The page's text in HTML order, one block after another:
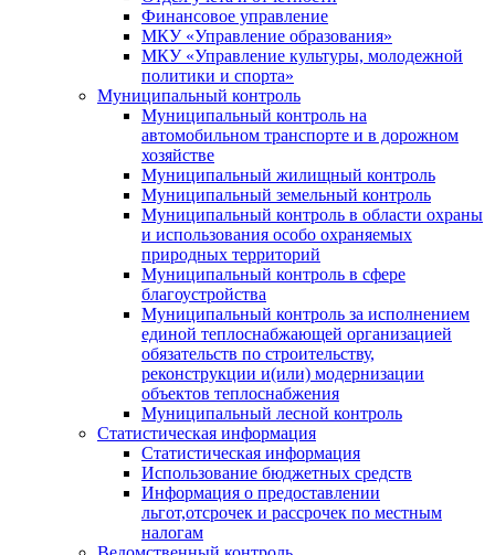
Финансовое управление
МКУ «Управление образования»
МКУ «Управление культуры, молодежной
политики и спорта»
Муниципальный контроль
Муниципальный контроль на
автомобильном транспорте и в дорожном
хозяйстве
Муниципальный жилищный контроль
Муниципальный земельный контроль
Муниципальный контроль в области охраны
и использования особо охраняемых
природных территорий
Муниципальный контроль в сфере
благоустройства
Муниципальный контроль за исполнением
единой теплоснабжающей организацией
обязательств по строительству,
реконструкции и(или) модернизации
объектов теплоснабжения
Муниципальный лесной контроль
Статистическая информация
Статистическая информация
Использование бюджетных средств
Информация о предоставлении
льгот,отсрочек и рассрочек по местным
налогам